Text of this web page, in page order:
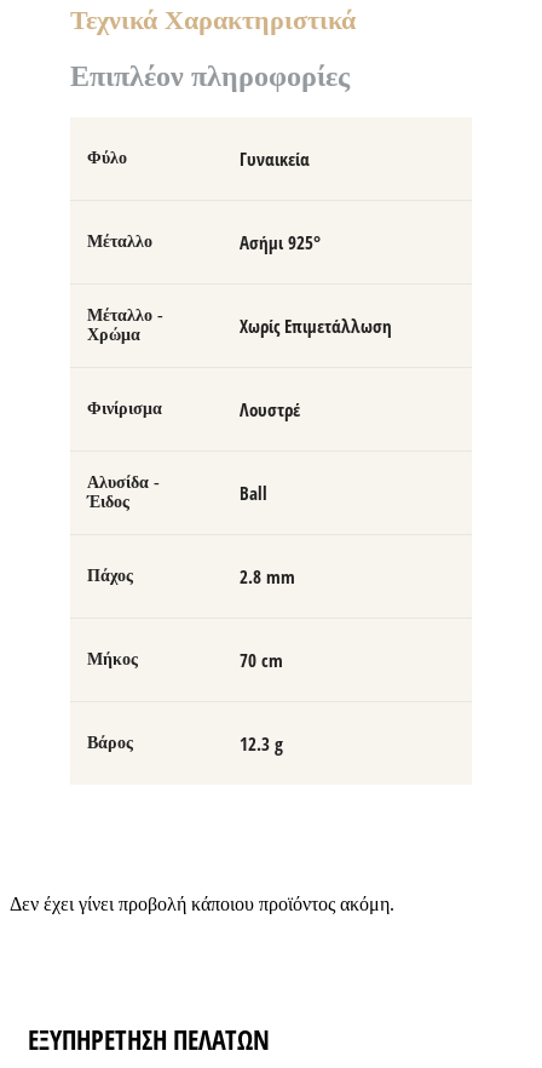
Τεχνικά Χαρακτηριστικά
Επιπλέον πληροφορίες
Φύλο Γυναικεία
Μέταλλο Ασήμι 925°
Μέταλλο -
Χρώμα
Χωρίς Επιμετάλλωση
Φινίρισμα Λουστρέ
Αλυσίδα -
Έιδος
Ball
Πάχος 2.8 mm
Μήκος 70 cm
Βάρος 12.3 g
Δεν έχει γίνει προβολή κάποιου προϊόντος ακόμη.
ΕΞΥΠΗΡΕΤΗΣΗ ΠΕΛΑΤΩΝ